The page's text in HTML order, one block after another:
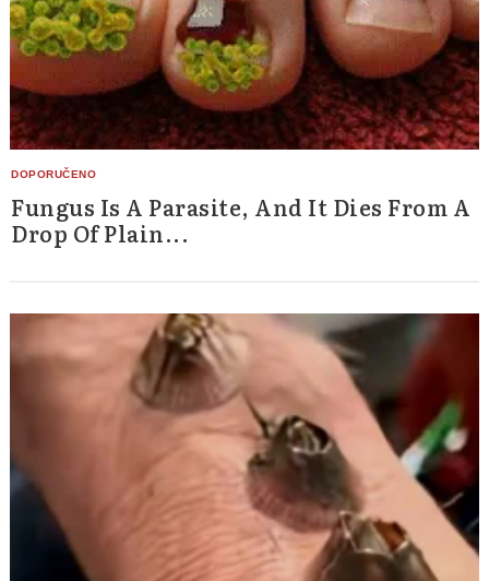
Fungus Is A Parasite, And It Dies From A
Drop Of Plain...